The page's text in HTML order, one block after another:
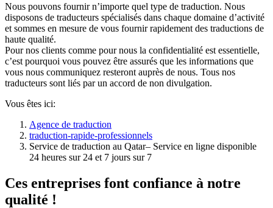
Nous pouvons fournir n’importe quel type de traduction. Nous
disposons de traducteurs spécialisés dans chaque domaine d’activité
et sommes en mesure de vous fournir rapidement des traductions de
haute qualité.
Pour nos clients comme pour nous la confidentialité est essentielle,
c’est pourquoi vous pouvez être assurés que les informations que
vous nous communiquez resteront auprès de nous. Tous nos
traducteurs sont liés par un accord de non divulgation.
Vous êtes ici:
Agence de traduction
traduction-rapide-professionnels
Service de traduction au Qatar– Service en ligne disponible
24 heures sur 24 et 7 jours sur 7
Ces entreprises font confiance à notre
qualité !